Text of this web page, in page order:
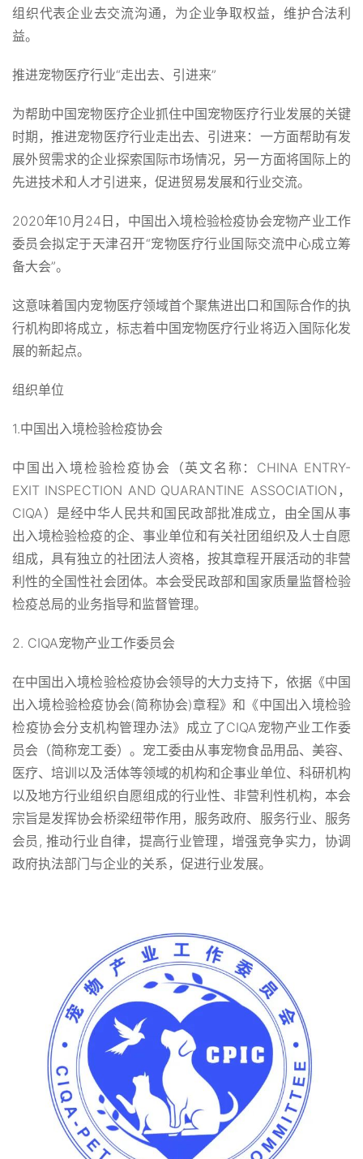
组织代表企业去交流沟通，为企业争取权益，维护合法利
益。
推进宠物医疗行业“走出去、引进来”
为帮助中国宠物医疗企业抓住中国宠物医疗行业发展的关键
时期，推进宠物医疗行业走出去、引进来：一方面帮助有发
展外贸需求的企业探索国际市场情况，另一方面将国际上的
先进技术和人才引进来，促进贸易发展和行业交流。
2020年10月24日，中国出入境检验检疫协会宠物产业工作
委员会拟定于天津召开“宠物医疗行业国际交流中心成立筹
备大会”。
这意味着国内宠物医疗领域首个聚焦进出口和国际合作的执
行机构即将成立，标志着中国宠物医疗行业将迈入国际化发
展的新起点。
组织单位
1.中国出入境检验检疫协会
中国出入境检验检疫协会（英文名称：CHINA ENTRY-
EXIT INSPECTION AND QUARANTINE ASSOCIATION，
CIQA）是经中华人民共和国民政部批准成立，由全国从事
出入境检验检疫的企、事业单位和有关社团组织及人士自愿
组成，具有独立的社团法人资格，按其章程开展活动的非营
利性的全国性社会团体。本会受民政部和国家质量监督检验
检疫总局的业务指导和监督管理。
2. CIQA宠物产业工作委员会
在中国出入境检验检疫协会领导的大力支持下，依据《中国
出入境检验检疫协会(简称协会)章程》和《中国出入境检验
检疫协会分支机构管理办法》成立了CIQA宠物产业工作委
员会（简称宠工委）。宠工委由从事宠物食品用品、美容、
医疗、培训以及活体等领域的机构和企事业单位、科研机构
以及地方行业组织自愿组成的行业性、非营利性机构，本会
宗旨是发挥协会桥梁纽带作用，服务政府、服务行业、服务
会员, 推动行业自律，提高行业管理，增强竞争实力，协调
政府执法部门与企业的关系，促进行业发展。